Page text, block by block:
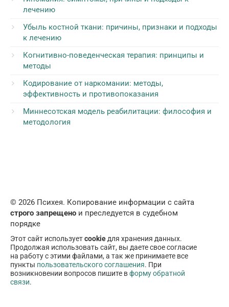
лечению
Убыль костной ткани: причины, признаки и подходы
к лечению
Когнитивно-поведенческая терапия: принципы и
методы
Кодирование от наркомании: методы,
эффективность и противопоказания
Миннесотская модель реабилитации: философия и
методология
© 2026 Психея. Копирование информации с сайта
строго запрещено и преследуется в судебном
порядке
Этот сайт используетcookieдля хранения данных.
Продолжая использовать сайт, вы даете свое согласие
на работу с этими файлами, а так же принимаете все
пункты пользовательского соглашения. При
возникновении вопросов пишите вформу обратной
связи.